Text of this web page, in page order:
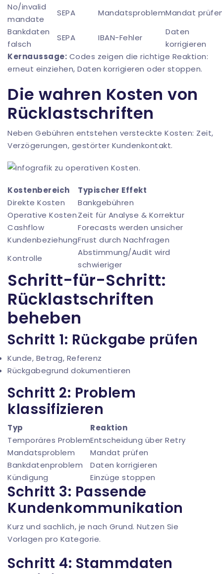
No/invalid
mandate
SEPA MandatsproblemMandat
Bankdaten
falsch
SEPA IBAN-Fehler
Daten
korrigieren
Kernaussage: Codes zeigen die richtige Reaktion:
erneut einziehen, Daten korrigieren oder stoppen.
Die wahren Kosten von
Rücklastschriften
Neben Gebühren entstehen versteckte Kosten: Zeit,
Verzögerungen, gestörter Kundenkontakt.
Kostenbereich
Typischer Effekt
Direkte Kosten
Bankgebühren
Operative KostenZeit für Analyse & Korrektur
Cashflow
Forecasts werden unsicher
KundenbeziehungFrust durch Nachfragen
Kontrolle
Abstimmung/Audit wird
schwieriger
Schritt-für-Schritt:
Rücklastschriften
beheben
Schritt 1: Rückgabe prüfen
Kunde, Betrag, Referenz
Rückgabegrund dokumentieren
Schritt 2: Problem
klassifizieren
Typ
Reaktion
Temporäres ProblemEntscheidung über Retry
Mandatsproblem
Mandat prüfen
Bankdatenproblem
Daten korrigieren
Kündigung
Einzüge stoppen
Schritt 3: Passende
Kundenkommunikation
Kurz und sachlich, je nach Grund. Nutzen Sie
Vorlagen pro Kategorie.
Schritt 4: Stammdaten